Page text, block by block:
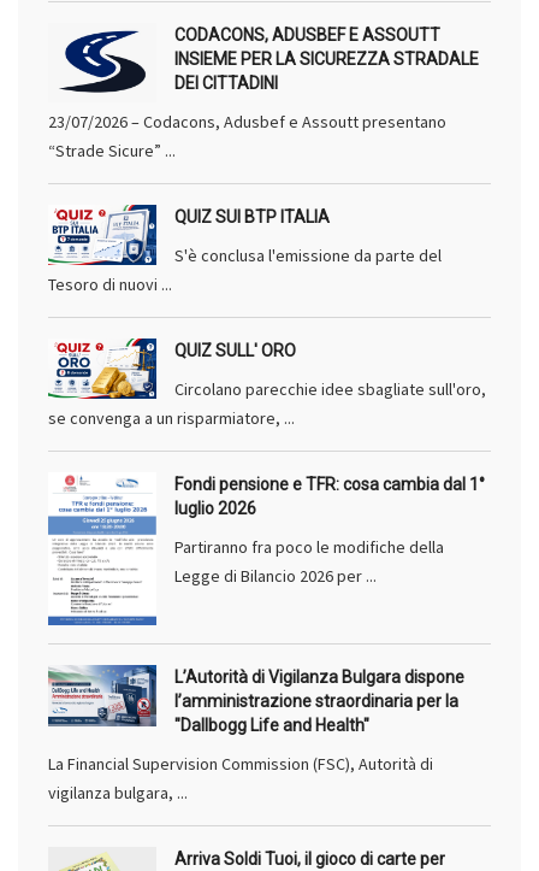
CODACONS, ADUSBEF E ASSOUTT
INSIEME PER LA SICUREZZA STRADALE
DEI CITTADINI
23/07/2026 – Codacons, Adusbef e Assoutt presentano
“Strade Sicure” ...
QUIZ SUI BTP ITALIA
S'è conclusa l'emissione da parte del
Tesoro di nuovi ...
QUIZ SULL' ORO
Circolano parecchie idee sbagliate sull'oro,
se convenga a un risparmiatore, ...
Fondi pensione e TFR: cosa cambia dal 1°
luglio 2026
Partiranno fra poco le modifiche della
Legge di Bilancio 2026 per ...
L’Autorità di Vigilanza Bulgara dispone
l’amministrazione straordinaria per la
"Dallbogg Life and Health"
La Financial Supervision Commission (FSC), Autorità di
vigilanza bulgara, ...
Arriva Soldi Tuoi, il gioco di carte per